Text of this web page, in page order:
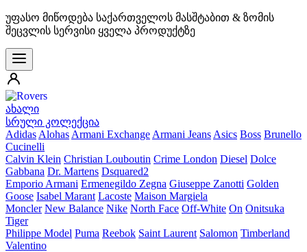
უფასო მიწოდება საქართველოს მასშტაბით & ზომის
შეცვლის სერვისი ყველა პროდუქტზე
ახალი
სრული კოლექცია
Adidas Alohas Armani Exchange Armani Jeans Asics Boss Brunello
Cucinelli
Calvin Klein Christian Louboutin Crime London Diesel Dolce
Gabbana Dr. Martens Dsquared2
Emporio Armani Ermenegildo Zegna Giuseppe Zanotti Golden
Goose Isabel Marant Lacoste Maison Margiela
Moncler New Balance Nike North Face Off-White On Onitsuka
Tiger
Philippe Model Puma Reebok Saint Laurent Salomon Timberland
Valentino